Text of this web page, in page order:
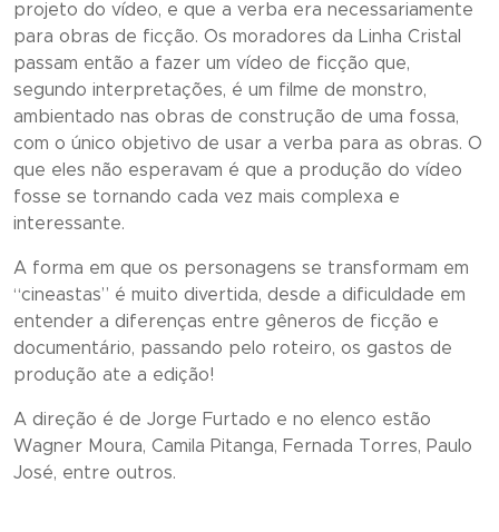
projeto do vídeo, e que a verba era necessariamente
para obras de ficção. Os moradores da Linha Cristal
passam então a fazer um vídeo de ficção que,
segundo interpretações, é um filme de monstro,
ambientado nas obras de construção de uma fossa,
com o único objetivo de usar a verba para as obras. O
que eles não esperavam é que a produção do vídeo
fosse se tornando cada vez mais complexa e
interessante.
A forma em que os personagens se transformam em
“cineastas” é muito divertida, desde a dificuldade em
entender a diferenças entre gêneros de ficção e
documentário, passando pelo roteiro, os gastos de
produção ate a edição!
A direção é de Jorge Furtado e no elenco estão
Wagner Moura, Camila Pitanga, Fernada Torres, Paulo
José, entre outros.